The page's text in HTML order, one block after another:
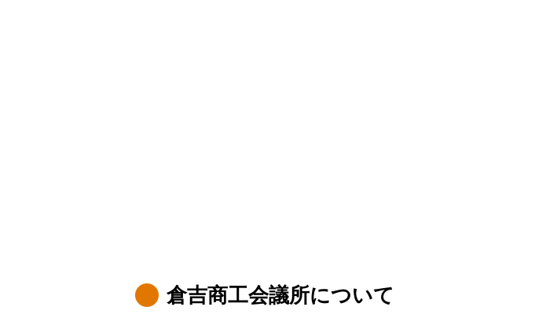
倉吉商工会議所について